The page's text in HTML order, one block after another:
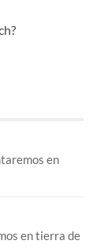
en
en tierra de